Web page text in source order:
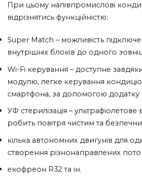
При цьому напівпромислові
відрізнятись функційністю:
Super Match – можливість
внутрішніх блоків до одного
Wi-Fi керування – доступне
модулю, легке керування
смартфона, за допомогою додатку
УФ стерилізація –
робить повітря чистим та
кілька автономних двигунів для
створення різнонаправлених
екофреон R32 та ін.